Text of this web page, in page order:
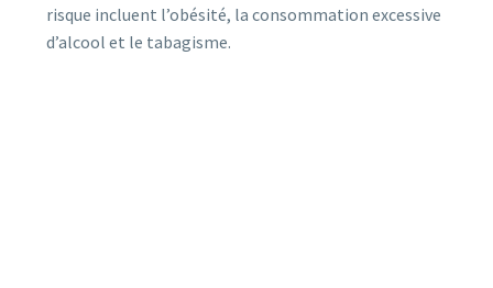
risque incluent l’obésité, la consommation excessive
d’alcool et le tabagisme.